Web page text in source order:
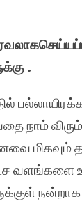
.
நாம்
மிகவும்
வளங்களை
நன்றாக